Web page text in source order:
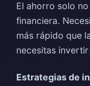
El ahorro solo
financiera.
más rápido que
necesitas
Estrategias de